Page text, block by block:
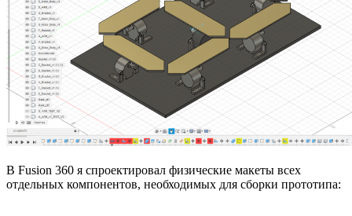
В Fusion 360 я спроектировал физические макеты всех
отдельных компонентов, необходимых для сборки прототипа: